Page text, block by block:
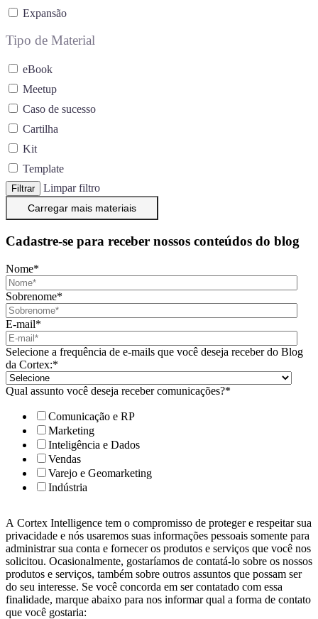
Expansão
Tipo de Material
eBook
Meetup
Caso de sucesso
Cartilha
Kit
Template
Filtrar Limpar filtro
Carregar mais materiais
Cadastre-se para receber nossos conteúdos do blog
Nome*
Sobrenome*
E-mail*
Selecione a frequência de e-mails que você deseja receber do Blog
da Cortex:*
Qual assunto você deseja receber comunicações?*
Comunicação e RP
Marketing
Inteligência e Dados
Vendas
Varejo e Geomarketing
Indústria
A Cortex Intelligence tem o compromisso de proteger e respeitar sua
privacidade e nós usaremos suas informações pessoais somente para
administrar sua conta e fornecer os produtos e serviços que você nos
solicitou. Ocasionalmente, gostaríamos de contatá-lo sobre os nossos
produtos e serviços, também sobre outros assuntos que possam ser
do seu interesse. Se você concorda em ser contatado com essa
finalidade, marque abaixo para nos informar qual a forma de contato
que você gostaria: